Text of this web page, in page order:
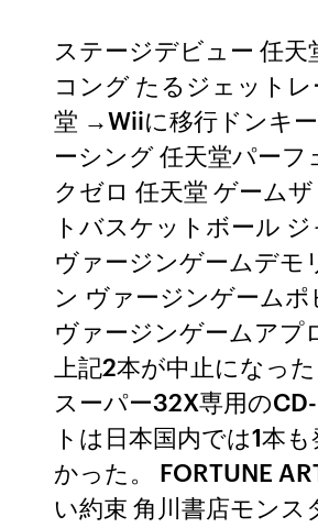
ステージデビュー 任天
コング たるジェットレ
堂 →Wiiに移行ドンキ
ーシング 任天堂パーフ
クゼロ 任天堂 ゲーム
トバスケットボール ジ
ヴァージンゲームデモ
ン ヴァージンゲーム
ヴァージンゲームアプ
上記2本が中止になった
スーパー32X専用の
トは日本国内では1本
かった。 FORTUNE
い約束 角川書店モンス